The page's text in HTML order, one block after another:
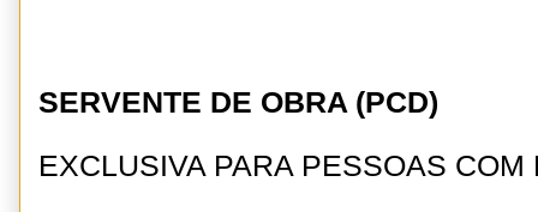
SERVENTE DE OBRA (PCD)
EXCLUSIVA PARA PESSOAS COM